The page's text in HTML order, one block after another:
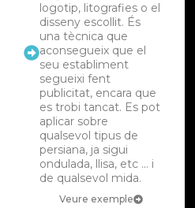
logotip, litografies o el
disseny escollit. És
una tècnica que
aconsegueix que el
seu establiment
segueixi fent
publicitat, encara que
es trobi tancat. Es pot
aplicar sobre
qualsevol tipus de
persiana, ja sigui
ondulada, llisa, etc ... i
de qualsevol mida.
Veure exemple